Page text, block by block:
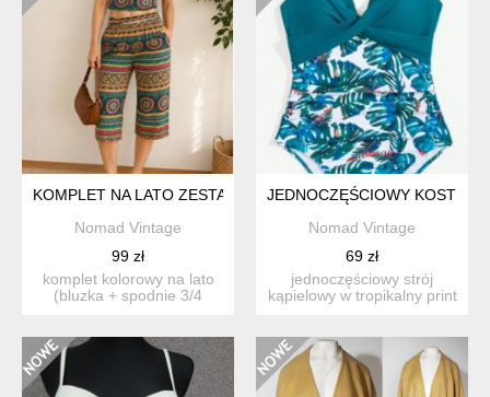
KOMPLET NA LATO ZESTAW BOHO HIPPIE KOLOROWY
Nomad Vintage
99 zł
komplet kolorowy na lato
(bluzka + spodnie 3/4
JEDNOCZĘŚCIOWY
Nomad Vintage
69 zł
jednoczęściowy strój
kąpielowy w tropikalny print